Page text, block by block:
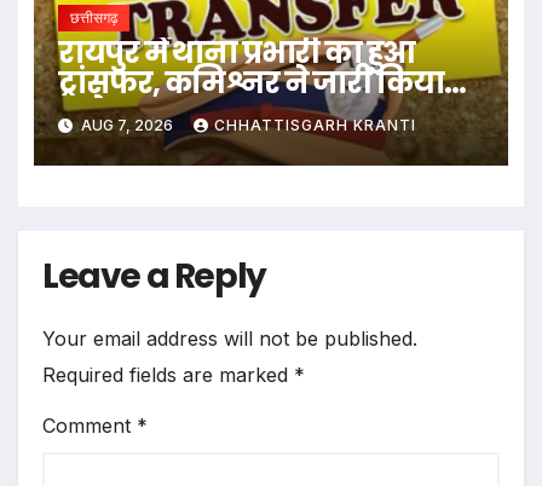
छत्तीसगढ़
रायपुर में थाना प्रभारी का हुआ
ट्रांसफर, कमिश्नर ने जारी किया
आदेश
AUG 7, 2026 CHHATTISGARH KRANTI
Leave a Reply
Your email address will not be published.
Required fields are marked *
Comment *